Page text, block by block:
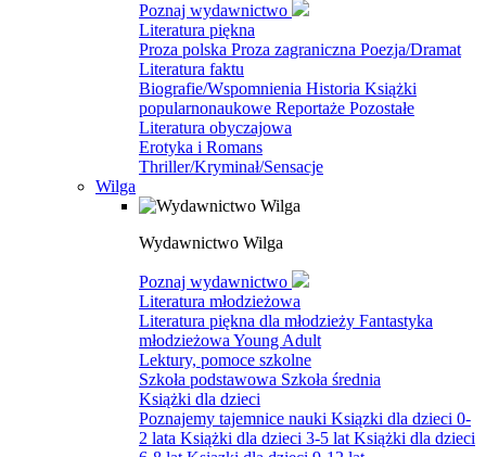
Poznaj wydawnictwo
Literatura piękna
Proza polska Proza zagraniczna Poezja/Dramat
Literatura faktu
Biografie/Wspomnienia Historia Książki
popularnonaukowe Reportaże Pozostałe
Literatura obyczajowa
Erotyka i Romans
Thriller/Kryminał/Sensacje
Wilga
Wydawnictwo Wilga
Poznaj wydawnictwo
Literatura młodzieżowa
Literatura piękna dla młodzieży Fantastyka
młodzieżowa Young Adult
Lektury, pomoce szkolne
Szkoła podstawowa Szkoła średnia
Książki dla dzieci
Poznajemy tajemnice nauki Ksiązki dla dzieci 0-
2 lata Książki dla dzieci 3-5 lat Książki dla dzieci